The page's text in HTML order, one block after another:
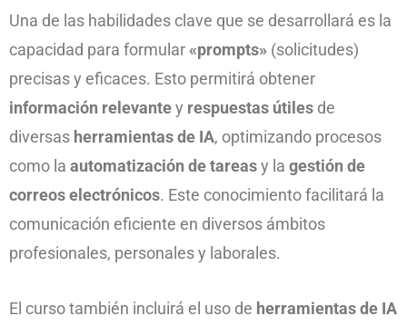
Una de las habilidades clave que se desarrollará es la
capacidad para formular«prompts» (solicitudes)
precisas y eficaces. Esto permitirá obtener
información relevantey respuestas útiles de
diversas herramientas de IA, optimizando procesos
como la automatización de tareasy la gestión de
correos electrónicos. Este conocimiento facilitará la
comunicación eficiente en diversos ámbitos
profesionales, personales y laborales.
El curso también incluirá el uso de herramientas de IA